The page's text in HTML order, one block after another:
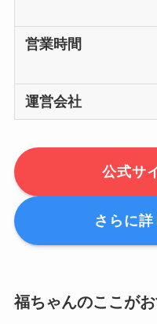
営業時間
運営会社
公式サ
さらに
福ちゃんのここがお